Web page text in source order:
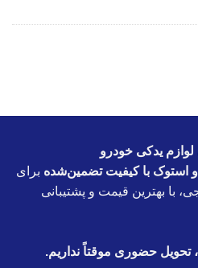
یدکی خودرو
و استوک با کیفیت تضمین‌شده برای
با بهترین قیمت و پشتیبانی
حضوری موقتاً نداریم.